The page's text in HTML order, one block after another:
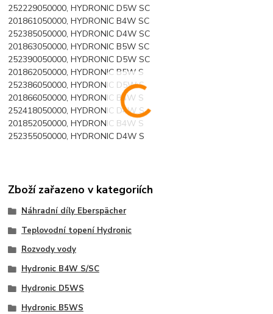
252229050000, HYDRONIC D5W SC
201861050000, HYDRONIC B4W SC
252385050000, HYDRONIC D4W SC
201863050000, HYDRONIC B5W SC
252390050000, HYDRONIC D5W SC
201862050000, HYDRONIC B5W S
252386050000, HYDRONIC D5W S
201866050000, HYDRONIC B4W S
252418050000, HYDRONIC D4W S
201852050000, HYDRONIC B4W S
252355050000, HYDRONIC D4W S
Zboží zařazeno v kategoriích
Náhradní díly Eberspächer
Teplovodní topení Hydronic
Rozvody vody
Hydronic B4W S/SC
Hydronic D5WS
Hydronic B5WS